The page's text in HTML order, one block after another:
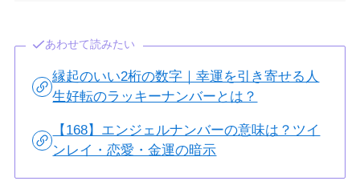
あわせて読みたい
縁起のいい2桁の数字｜幸運を引き寄せる人
生好転のラッキーナンバーとは？
【168】エンジェルナンバーの意味は？ツイ
ンレイ・恋愛・金運の暗示